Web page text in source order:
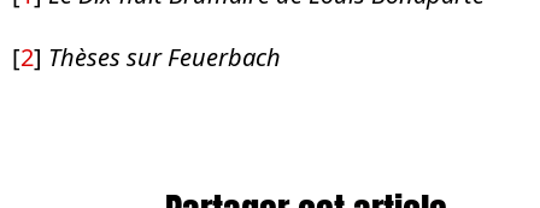
[2] Thèses sur Feuerbach